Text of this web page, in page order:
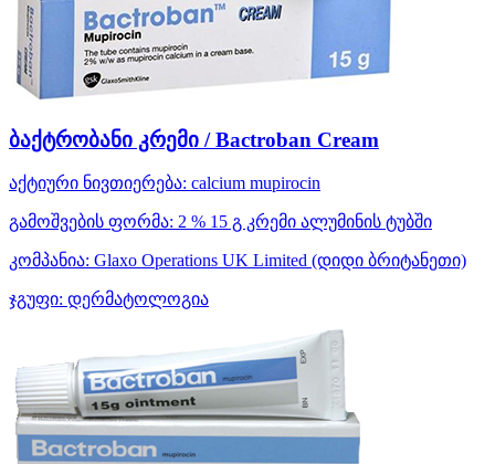
ბაქტრობანი კრემი / Bactroban Cream
აქტიური ნივთიერება: calcium mupirocin
გამოშვების ფორმა: 2 % 15 გ კრემი ალუმინის ტუბში
კომპანია: Glaxo Operations UK Limited (დიდი ბრიტანეთი)
ჯგუფი: დერმატოლოგია